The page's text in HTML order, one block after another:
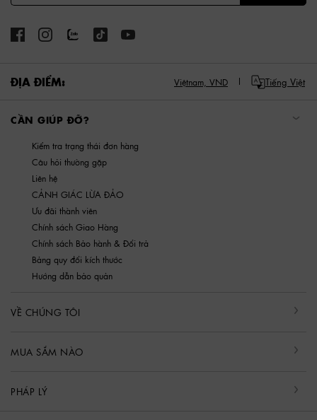
ĐỊA ĐIỂM: Việtnam, VND Tiếng Việt
CẦN GIÚP ĐỠ?
Kiểm tra trạng thái đơn hàng
Câu hỏi thường gặp
Liên hệ
CẢNH GIÁC LỪA ĐẢO
Ưu đãi thành viên
Chính sách Giao Hàng
Chính sách Bảo hành & Đổi trả
Bảng quy đổi kích thước
Hướng dẫn bảo quản
VỀ CHÚNG TÔI
MUA SẮM NÀO
PHÁP LÝ